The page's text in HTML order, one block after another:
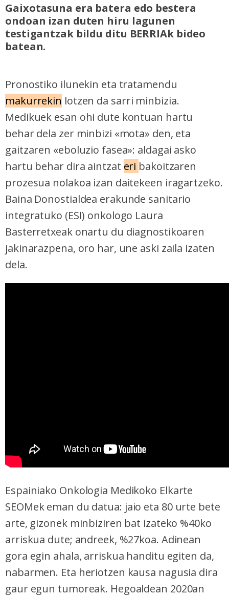
Gaixotasuna era batera edo bestera
ondoan izan duten hiru lagunen
testigantzak bildu ditu BERRIAk bideo
batean.
Pronostiko ilunekin eta tratamendu
makurrekin lotzen da sarri minbizia.
Medikuek esan ohi dute kontuan hartu
behar dela zer minbizi «mota» den, eta
gaitzaren «eboluzio fasea»: aldagai asko
hartu behar dira aintzat eri bakoitzaren
prozesua nolakoa izan daitekeen iragartzeko.
Baina Donostialdea erakunde sanitario
integratuko (ESI) onkologo Laura
Basterretxeak onartu du diagnostikoaren
jakinarazpena, oro har, une aski zaila izaten
dela.
Espainiako Onkologia Medikoko Elkarte
SEOMek eman du datua: jaio eta 80 urte bete
arte, gizonek minbiziren bat izateko %40ko
arriskua dute; andreek, %27koa. Adinean
gora egin ahala, arriskua handitu egiten da,
nabarmen. Eta heriotzen kausa nagusia dira
gaur egun tumoreak. Hegoaldean 2020an